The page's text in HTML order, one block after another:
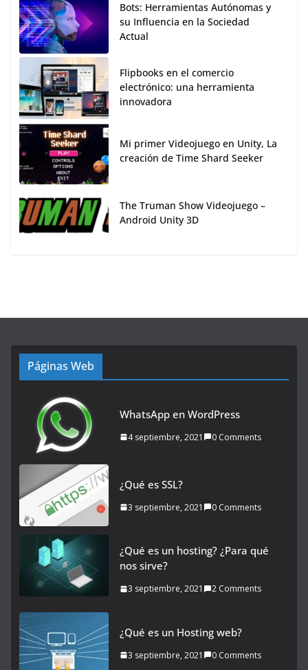
Bots: Herramientas Autónomas y
su Influencia en la Sociedad
Actual
Flipbooks en el comercio
electrónico: una herramienta
innovadora
Mi primer Videojuego en Unity, La
creación de Time Shard Seeker
The Truman Show Videojuego –
Android Unity 3D
Páginas Web
WhatsApp en WordPress
4 septiembre, 2021 0 Comments
¿Qué es SSL?
3 septiembre, 2021 0 Comments
¿Qué es un hosting? ¿Para qué
nos sirve?
3 septiembre, 2021 2 Comments
¿Qué es un Hosting web?
3 septiembre, 2021 0 Comments